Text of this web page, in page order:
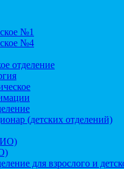
№1
№4
отделение
(детских отделений)
для взрослого и